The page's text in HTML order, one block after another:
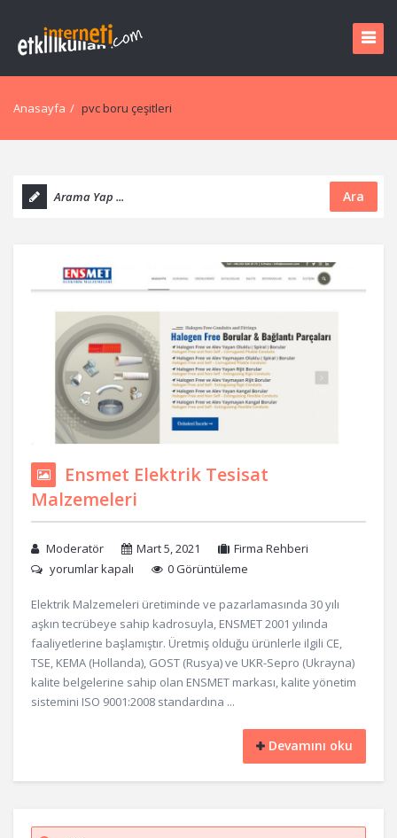
Anasayfa / pvc boru çeşitleri
Ara
Ensmet Elektrik Tesisat
Malzemeleri
Moderatör Mart 5, 2021
Firma Rehberi
yorumlar kapalı
0 Görüntüleme
Elektrik Malzemeleri üretiminde ve pazarlamasında 30 yılı
aşkın tecrübeye sahip kadrosuyla, ENSMET 2001 yılında
faaliyetlerine başlamıştır. Üretmiş olduğu ürünlerle ilgili CE,
TSE, KEMA (Hollanda), GOST (Rusya) ve UKR-Sepro (Ukrayna)
kalite belgelerine sahip olan ENSMET markası, kalite yönetim
sistemini ISO 9001:2008 standardına ...
Devamını oku